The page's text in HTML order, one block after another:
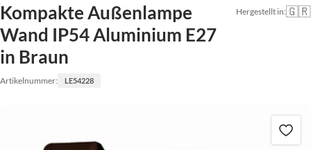
Kompakte Außenlampe
Wand IP54 Aluminium E27
in Braun
Artikelnummer: LE54228
Hergestellt in:🇬🇷